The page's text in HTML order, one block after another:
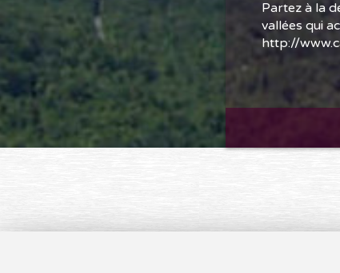
Partez à la
vallées qui
http://